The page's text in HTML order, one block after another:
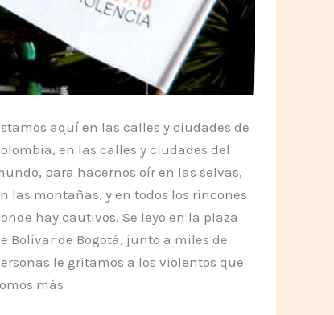
aquí en las calles y ciudades de
en las calles y ciudades del
para hacernos oír en las selvas,
las montañas, y en todos los rincones
hay cautivos. Se leyo en la plaza
Bolívar de Bogotá, junto a miles de
le gritamos a los violentos que
más